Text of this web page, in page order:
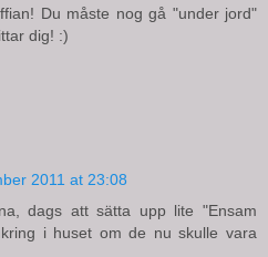
Du måste nog gå "under jord"
dig! :)
2011 at 23:08
dags att sätta upp lite "Ensam
i huset om de nu skulle vara